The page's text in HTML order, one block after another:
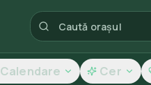
Calendare Cer